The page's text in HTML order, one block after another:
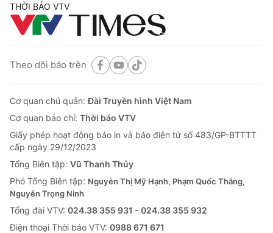
THỜI BÁO VTV
Theo dõi báo trên
Cơ quan chủ quản:Đài Truyền hình Việt Nam
Cơ quan báo chí: Thời báo VTV
Giấy phép hoạt động báo in và báo điện tử số 483/GP-BTTTT
cấp ngày 29/12/2023
Tổng Biên tập: Vũ Thanh Thủy
Phó Tổng Biên tập: Nguyễn Thị Mỹ Hạnh, Phạm Quốc Thắng,
Nguyễn Trọng Ninh
Tổng đài VTV: 024.38 355 931 - 024.38 355 932
Ðiện thoại Thời báo VTV: 0988 671 671